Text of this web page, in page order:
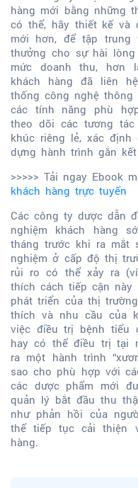
hàng mới bằng những
có thể, hãy thiết kế và
mới hơn, để tập trung
thưởng cho sự hài
mức doanh thu, hơn
khách hàng đã liên
thống công nghệ
các tính năng phù
theo dõi các tương
khúc riêng lẻ, xác
dựng hành trình gắn
>>>>> Tải ngay Ebook
khách hàng trực tuyến
Các công ty dược dẫn
nghiệm khách hàng
tháng trước khi ra mắt
nghiệm ở cấp độ thị
rủi ro có thể xảy ra
thích cách tiếp cận này
phát triển của thị
thích và nhu cầu của
việc điều trị bệnh tiểu
hay có thể điều trị tại
ra một hành trình
sao cho phù hợp với
các dược phẩm mới
quản lý bắt đầu thu
như phản hồi của
thể tiếp tục cải thiện
hàng.